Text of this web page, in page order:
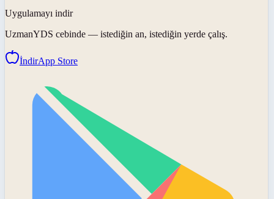
Uygulamayı indir
UzmanYDS cebinde — istediğin an, istediğin yerde çalış.
İndirApp Store